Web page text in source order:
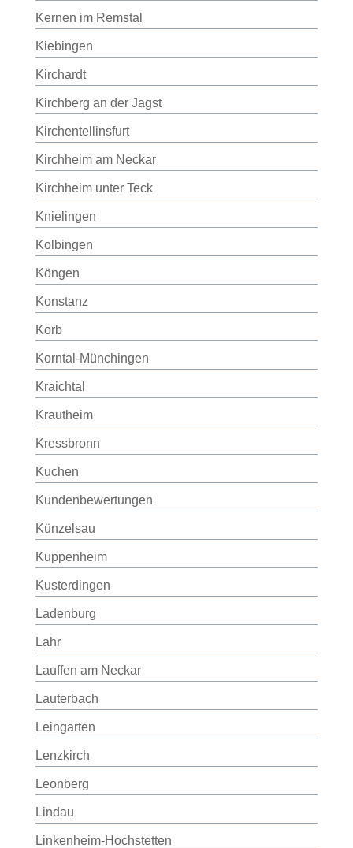
Kernen im Remstal
Kiebingen
Kirchardt
Kirchberg an der Jagst
Kirchentellinsfurt
Kirchheim am Neckar
Kirchheim unter Teck
Knielingen
Kolbingen
Köngen
Konstanz
Korb
Korntal-Münchingen
Kraichtal
Krautheim
Kressbronn
Kuchen
Kundenbewertungen
Künzelsau
Kuppenheim
Kusterdingen
Ladenburg
Lahr
Lauffen am Neckar
Lauterbach
Leingarten
Lenzkirch
Leonberg
Lindau
Linkenheim-Hochstetten